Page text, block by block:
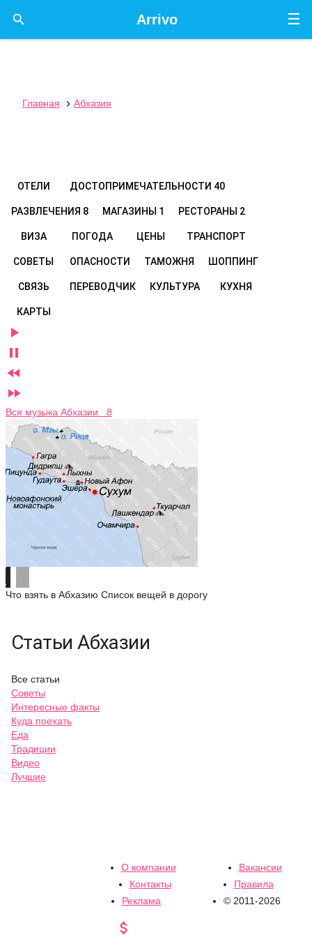
☰
Arrivo

Главная  Абхазия
ОТЕЛИ ДОСТОПРИМЕЧАТЕЛЬНОСТИ 40
РАЗВЛЕЧЕНИЯ 8 МАГАЗИНЫ 1 РЕСТОРАНЫ 2
ВИЗА ПОГОДА ЦЕНЫ ТРАНСПОРТ
СОВЕТЫ ОПАСНОСТИ ТАМОЖНЯ ШОППИНГ
СВЯЗЬ ПЕРЕВОДЧИК КУЛЬТУРА КУХНЯ
КАРТЫ




Вся музыка Абхазии 8
Что взять в Абхазию Список вещей в дорогу
Статьи Абхазии
Все статьи
Советы
Интересные факты
Куда поехать
Еда
Традиции
Видео
Лучшие
О компании
Вакансии
Контакты
Правила
Реклама
© 2011-2026
